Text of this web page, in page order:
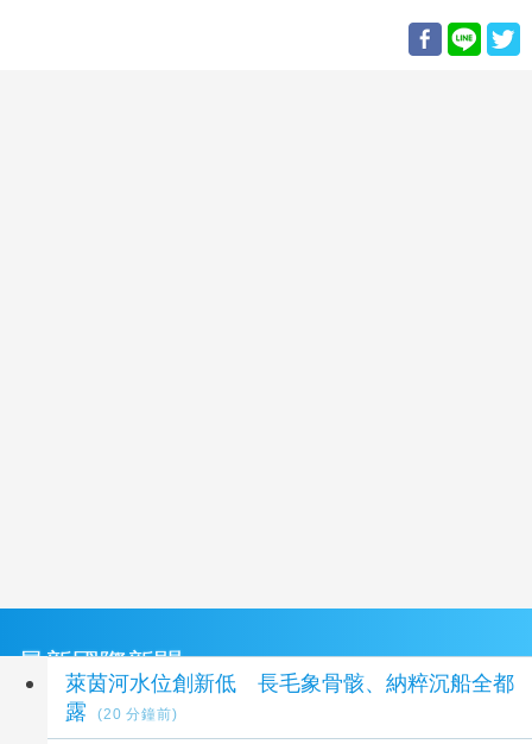
最新國際新聞
萊茵河水位創新低 長毛象骨骸、納粹沉船全都
露
(20 分鐘前)